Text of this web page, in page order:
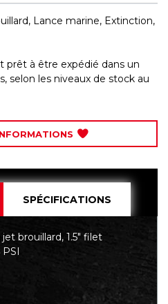
, Lance marine, Extinction,
prêt à être expédié dans un
selon les niveaux de stock au
SPÉCIFICATIONS
brouillard, 1.5" filet